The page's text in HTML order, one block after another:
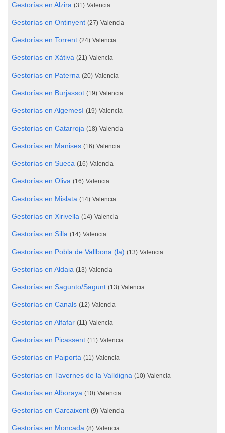
Gestorías en Alzira (31) Valencia
Gestorías en Ontinyent (27) Valencia
Gestorías en Torrent (24) Valencia
Gestorías en Xàtiva (21) Valencia
Gestorías en Paterna (20) Valencia
Gestorías en Burjassot (19) Valencia
Gestorías en Algemesí (19) Valencia
Gestorías en Catarroja (18) Valencia
Gestorías en Manises (16) Valencia
Gestorías en Sueca (16) Valencia
Gestorías en Oliva (16) Valencia
Gestorías en Mislata (14) Valencia
Gestorías en Xirivella (14) Valencia
Gestorías en Silla (14) Valencia
Gestorías en Pobla de Vallbona (la) (13) Valencia
Gestorías en Aldaia (13) Valencia
Gestorías en Sagunto/Sagunt (13) Valencia
Gestorías en Canals (12) Valencia
Gestorías en Alfafar (11) Valencia
Gestorías en Picassent (11) Valencia
Gestorías en Paiporta (11) Valencia
Gestorías en Tavernes de la Valldigna (10) Valencia
Gestorías en Alboraya (10) Valencia
Gestorías en Carcaixent (9) Valencia
Gestorías en Moncada (8) Valencia